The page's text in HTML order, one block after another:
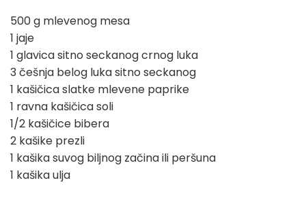
500 g mlevenog mesa
1 jaje
1 glavica sitno seckanog crnog luka
3 češnja belog luka sitno seckanog
1 kašičica slatke mlevene paprike
1 ravna kašičica soli
1/2 kašičice bibera
2 kašike prezli
1 kašika suvog biljnog začina ili peršuna
1 kašika ulja